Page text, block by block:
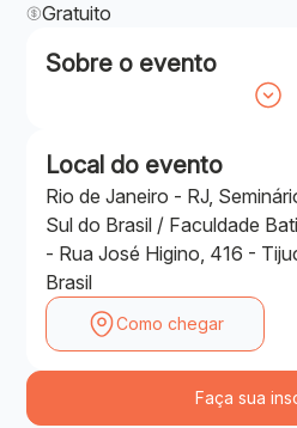
Gratuito
Sobre o evento
Local do evento
Rio de Janeiro - RJ,
Sul do Brasil / Faculdade
- Rua José Higino, 416 -
Brasil
Como chegar
Faça sua